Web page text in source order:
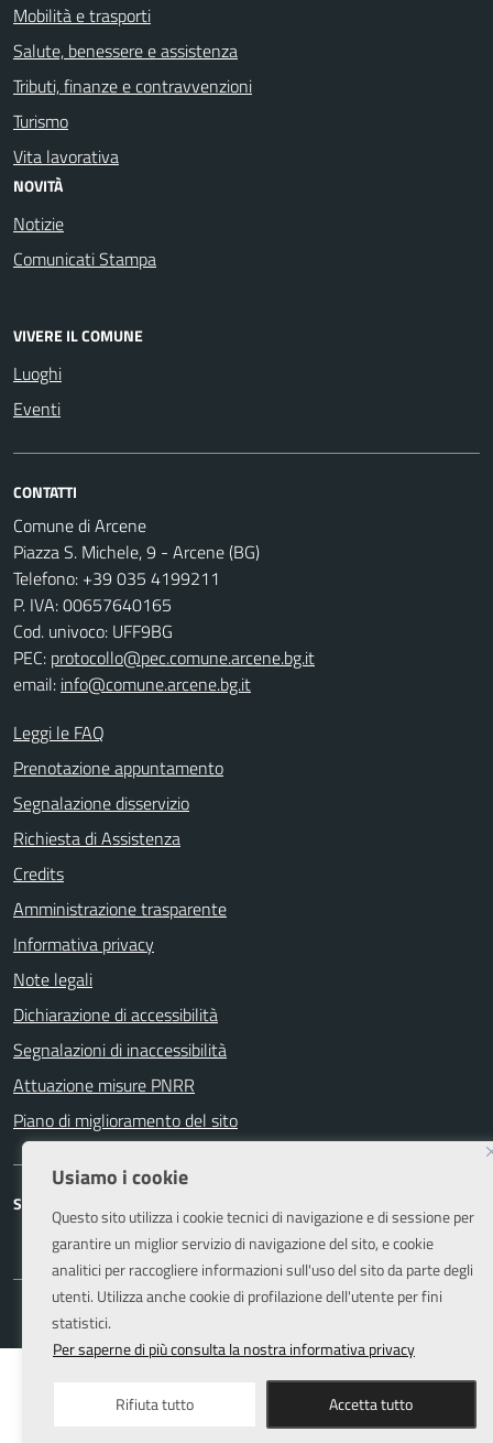
Usiamo i cookie
Questo sito utilizza i cookie tecnici di navigazione e di sessione per
garantire un miglior servizio di navigazione del sito, e cookie
analitici per raccogliere informazioni sull'uso del sito da parte degli
utenti. Utilizza anche cookie di profilazione dell'utente per fini
statistici.
Per saperne di più consulta la nostra informativa privacy
Rifiuta tutto Accetta tutto
Mobilità e trasporti
Salute, benessere e assistenza
Tributi, finanze e contravvenzioni
Turismo
Vita lavorativa
NOVITÀ
Notizie
Comunicati Stampa
VIVERE IL COMUNE
Luoghi
Eventi
CONTATTI
Comune di Arcene
Piazza S. Michele, 9 - Arcene (BG)
Telefono: +39 035 4199211
P. IVA: 00657640165
Cod. univoco: UFF9BG
PEC: protocollo@pec.comune.arcene.bg.it
email: info@comune.arcene.bg.it
Leggi le FAQ
Prenotazione appuntamento
Segnalazione disservizio
Richiesta di Assistenza
Credits
Amministrazione trasparente
Informativa privacy
Note legali
Dichiarazione di accessibilità
Segnalazioni di inaccessibilità
Attuazione misure PNRR
Piano di miglioramento del sito
SEGUICI SU
FacebookInstagram